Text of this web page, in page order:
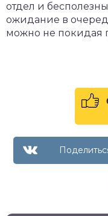
отдел и
ожидание в
можно не покидая